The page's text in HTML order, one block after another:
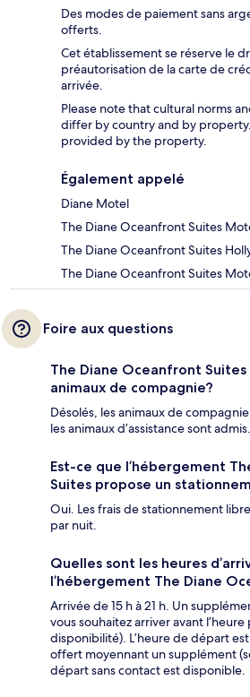
Des modes de paiement sans
offerts.
Cet établissement se réserve le
préautorisation de la carte de
arrivée.
Please note that cultural norms
differ by country and by
provided by the property.
Également appelé
Diane Motel
The Diane Oceanfront Suites
The Diane Oceanfront Suites
The Diane Oceanfront Suites
Foire aux questions
The Diane Oceanfront
animaux de compagnie?
Désolés, les animaux de
les animaux d’assistance sont admis.
Est-ce que l’hébergement
Suites propose un
Oui. Les frais de stationnement
par nuit.
Quelles sont les heures
l’hébergement The Diane
Arrivée de 15 h à 21 h. Un
vous souhaitez arriver avant
disponibilité). L’heure de départ
offert moyennant un supplément
départ sans contact est disponible.